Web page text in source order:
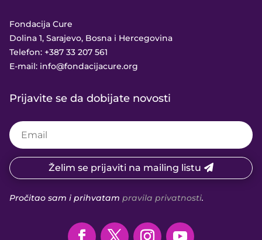
Fondacija Cure
Dolina 1, Sarajevo, Bosna i Hercegovina
Telefon: +387 33 207 561
E-mail: info@fondacijacure.org
Prijavite se da dobijate novosti
Želim se prijaviti na mailing listu
Pročitao sam i prihvatam pravila privatnosti.